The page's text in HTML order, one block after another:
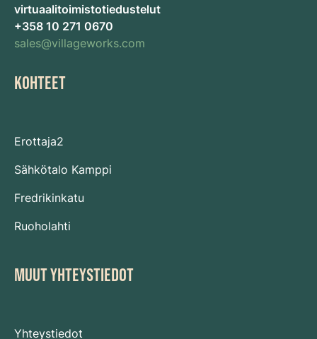
virtuaalitoimistotiedustelut
+358 10 271 0670
sales@villageworks.com
KOHTEET
Erottaja2
Sähkötalo Kamppi
Fredrikinkatu
Ruoholahti
MUUT YHTEYSTIEDOT
Yhteystiedot